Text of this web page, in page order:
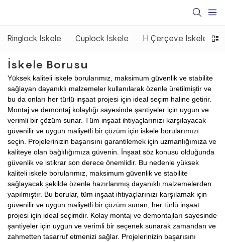
Ringlock İskele Cuplock İskele H Çerçeve İskele
İskele Borusu
Yüksek kaliteli iskele borularımız, maksimum güvenlik ve stabilite
sağlayan dayanıklı malzemeler kullanılarak özenle üretilmiştir ve
bu da onları her türlü inşaat projesi için ideal seçim haline getirir.
Montaj ve demontaj kolaylığı sayesinde şantiyeler için uygun ve
verimli bir çözüm sunar. Tüm inşaat ihtiyaçlarınızı karşılayacak
güvenilir ve uygun maliyetli bir çözüm için iskele borularımızı
seçin. Projelerinizin başarısını garantilemek için uzmanlığımıza ve
kaliteye olan bağlılığımıza güvenin. İnşaat söz konusu olduğunda
güvenlik ve istikrar son derece önemlidir. Bu nedenle yüksek
kaliteli iskele borularımız, maksimum güvenlik ve stabilite
sağlayacak şekilde özenle hazırlanmış dayanıklı malzemelerden
yapılmıştır. Bu borular, tüm inşaat ihtiyaçlarınızı karşılamak için
güvenilir ve uygun maliyetli bir çözüm sunan, her türlü inşaat
projesi için ideal seçimdir. Kolay montaj ve demontajları sayesinde
şantiyeler için uygun ve verimli bir seçenek sunarak zamandan ve
zahmetten tasarruf etmenizi sağlar. Projelerinizin başarısını